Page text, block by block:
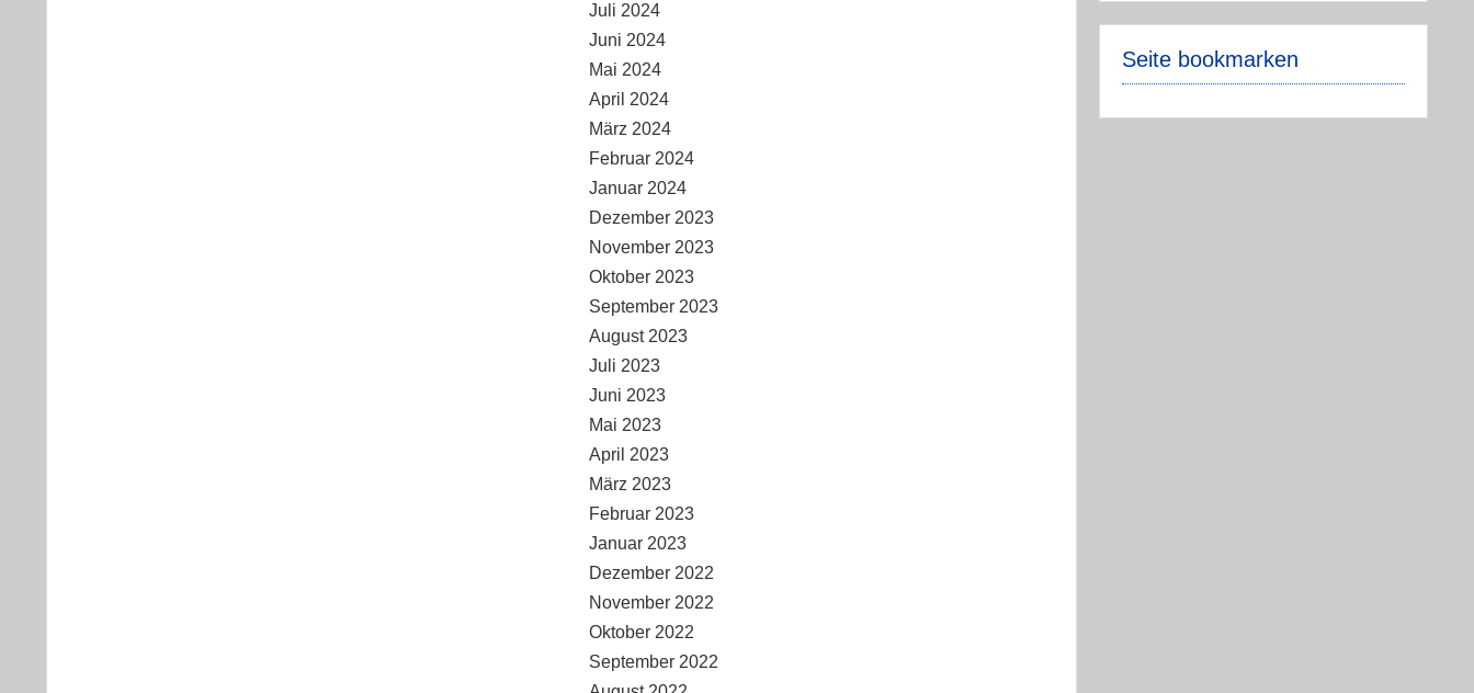
Seite bookmarken
Juli 2024
Juni 2024
Mai 2024
April 2024
März 2024
Februar 2024
Januar 2024
Dezember 2023
November 2023
Oktober 2023
September 2023
August 2023
Juli 2023
Juni 2023
Mai 2023
April 2023
März 2023
Februar 2023
Januar 2023
Dezember 2022
November 2022
Oktober 2022
September 2022